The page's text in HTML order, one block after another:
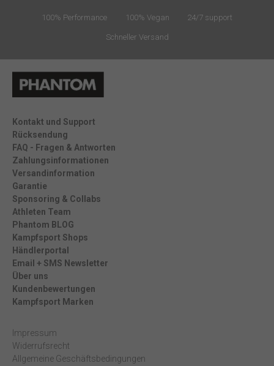
100% Performance 100% Vegan 24/7 support
Schneller Versand
Kontakt und Support
Rücksendung
FAQ - Fragen & Antworten
Zahlungsinformationen
Versandinformation
Garantie
Sponsoring & Collabs
Athleten Team
Phantom BLOG
Kampfsport Shops
Händlerportal
Email + SMS Newsletter
Über uns
Kundenbewertungen
Kampfsport Marken
Impressum
Widerrufsrecht
Allgemeine Geschäftsbedingungen